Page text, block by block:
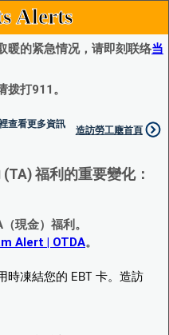
Alerts
暖的紧急情况，请即刻联络当
拨打911。
查看更多資訊
造訪勞工廰首頁
福利的重要變化：
現金）福利。
Alert | OTDA。
時凍結您的 EBT 卡。造訪